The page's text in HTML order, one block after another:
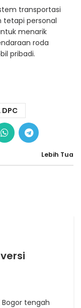
transportasi
tetapi personal
menarik
roda
pribadi.
DPC
Lebih Tua
tengah